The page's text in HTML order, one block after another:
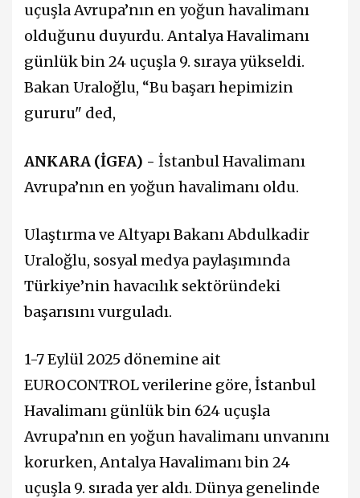
uçuşla Avrupa’nın en yoğun havalimanı
olduğunu duyurdu. Antalya Havalimanı
günlük bin 24 uçuşla 9. sıraya yükseldi.
Bakan Uraloğlu, “Bu başarı hepimizin
gururu" ded,
ANKARA (İGFA) - İstanbul Havalimanı
Avrupa’nın en yoğun havalimanı oldu.
Ulaştırma ve Altyapı Bakanı Abdulkadir
Uraloğlu, sosyal medya paylaşımında
Türkiye’nin havacılık sektöründeki
başarısını vurguladı.
1-7 Eylül 2025 dönemine ait
EUROCONTROL verilerine göre, İstanbul
Havalimanı günlük bin 624 uçuşla
Avrupa’nın en yoğun havalimanı unvanını
korurken, Antalya Havalimanı bin 24
uçuşla 9. sırada yer aldı. Dünya genelinde